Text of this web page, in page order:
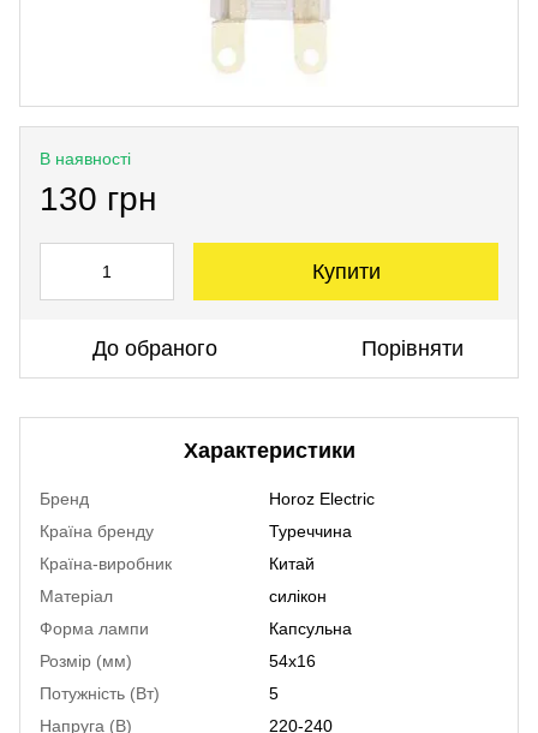
В наявності
130 грн
Купити
До обраного Порівняти
Характеристики
Бренд
Horoz Electric
Країна бренду
Туреччина
Країна-виробник
Китай
Матеріал
силікон
Форма лампи
Капсульна
Розмір (мм)
54х16
Потужність (Вт)
5
Напруга (В)
220-240